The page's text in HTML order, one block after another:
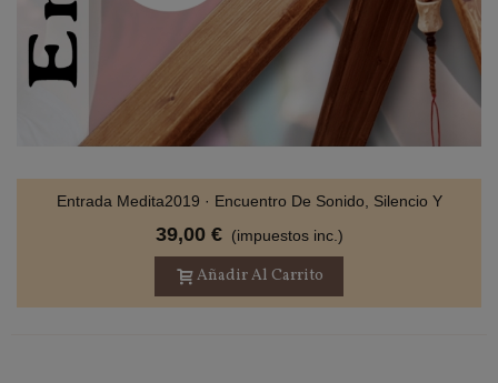
Entrada Medita2019 · Encuentro De Sonido, Silencio Y
Meditación
39,00 € (impuestos inc.)
Añadir Al Carrito